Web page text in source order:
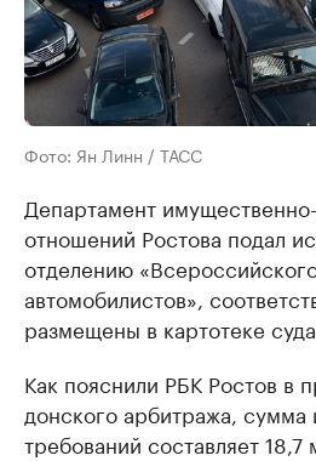
Фото: Ян Линн / ТАСС
Департамент
отношений Ростова подал
отделению
автомобилистов»,
размещены в картотеке
Как пояснили РБК Ростов в
донского арбитража, сумма
требований составляет 18,7